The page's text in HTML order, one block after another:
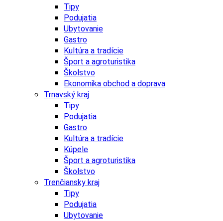
Tipy
Podujatia
Ubytovanie
Gastro
Kultúra a tradície
Šport a agroturistika
Školstvo
Ekonomika obchod a doprava
Trnavský kraj
Tipy
Podujatia
Gastro
Kultúra a tradície
Kúpele
Šport a agroturistika
Školstvo
Trenčiansky kraj
Tipy
Podujatia
Ubytovanie